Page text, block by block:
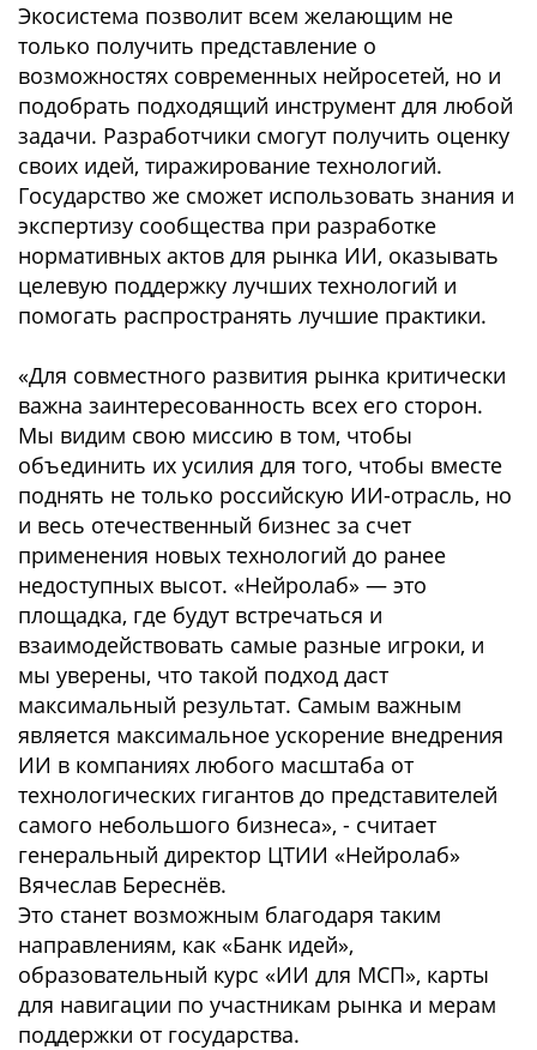
Экосистема позволит всем желающим не
только получить представление о
возможностях современных нейросетей, но и
подобрать подходящий инструмент для любой
задачи. Разработчики смогут получить оценку
своих идей, тиражирование технологий.
Государство же сможет использовать знания и
экспертизу сообщества при разработке
нормативных актов для рынка ИИ, оказывать
целевую поддержку лучших технологий и
помогать распространять лучшие практики.
«Для совместного развития рынка критически
важна заинтересованность всех его сторон.
Мы видим свою миссию в том, чтобы
объединить их усилия для того, чтобы вместе
поднять не только российскую ИИ-отрасль, но
и весь отечественный бизнес за счет
применения новых технологий до ранее
недоступных высот. «Нейролаб» — это
площадка, где будут встречаться и
взаимодействовать самые разные игроки, и
мы уверены, что такой подход даст
максимальный результат. Самым важным
является максимальное ускорение внедрения
ИИ в компаниях любого масштаба от
технологических гигантов до представителей
самого небольшого бизнеса», - считает
генеральный директор ЦТИИ «Нейролаб»
Вячеслав Береснёв.
Это станет возможным благодаря таким
направлениям, как «Банк идей»,
образовательный курс «ИИ для МСП», карты
для навигации по участникам рынка и мерам
поддержки от государства.